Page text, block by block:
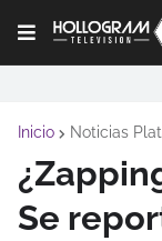
Inicio Noticias
Se